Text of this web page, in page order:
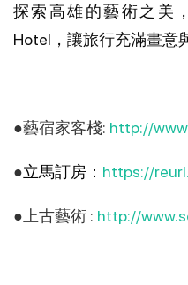
探索高雄的藝術之美
Hotel，讓旅行充滿畫意
●藝宿家客棧: http://
●立馬訂房： https://
●上古藝術 : http://